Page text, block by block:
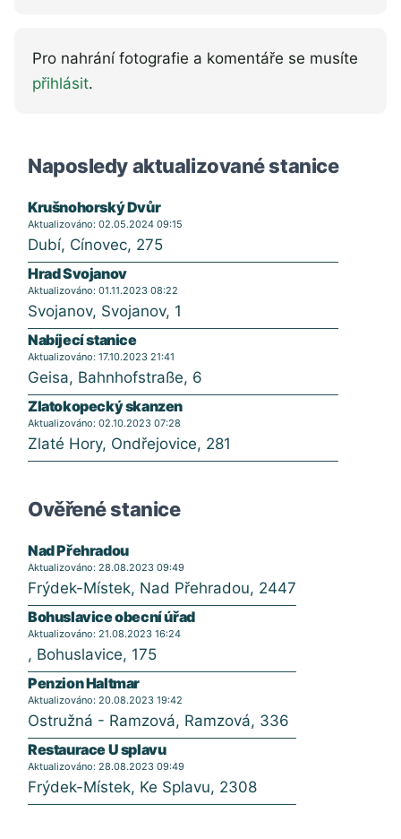
Pro nahrání fotografie a komentáře se musíte
přihlásit.
Naposledy aktualizované stanice
Krušnohorský Dvůr
Aktualizováno: 02.05.2024 09:15
Dubí, Cínovec, 275
Hrad Svojanov
Aktualizováno: 01.11.2023 08:22
Svojanov, Svojanov, 1
Nabíjecí stanice
Aktualizováno: 17.10.2023 21:41
Geisa, Bahnhofstraße, 6
Zlatokopecký skanzen
Aktualizováno: 02.10.2023 07:28
Zlaté Hory, Ondřejovice, 281
Ověřené stanice
Nad Přehradou
Aktualizováno: 28.08.2023 09:49
Frýdek-Místek, Nad Přehradou, 2447
Bohuslavice obecní úřad
Aktualizováno: 21.08.2023 16:24
, Bohuslavice, 175
Penzion Haltmar
Aktualizováno: 20.08.2023 19:42
Ostružná - Ramzová, Ramzová, 336
Restaurace U splavu
Aktualizováno: 28.08.2023 09:49
Frýdek-Místek, Ke Splavu, 2308